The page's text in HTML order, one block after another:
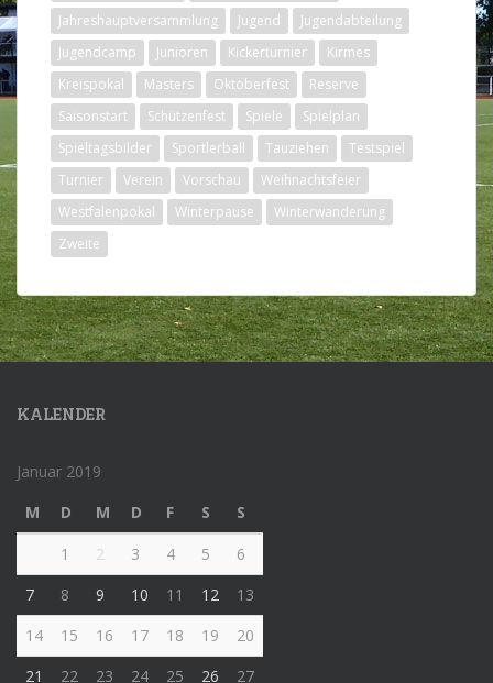
Jahreshauptversammlung
Jugend
Jugendabteilung
Jugendcamp
Junioren Kickerturnier
Kirmes
Kreispokal
Masters Oktoberfest
Reserve
Saisonstart
Schützenfest Spiele
Spielplan
Spieltagsbilder
Sportlerball Tauziehen
Testspiel
Turnier
Verein Vorschau
Weihnachtsfeier
Westfalenpokal
Winterpause
Winterwanderung
Zweite
KALENDER
Januar 2019
M
D M D F S
S
1
2 3 4 5
6
7
8 9 10 11 12
13
14
15 16 17 18 19
20
21
22 23 24 25 26
27